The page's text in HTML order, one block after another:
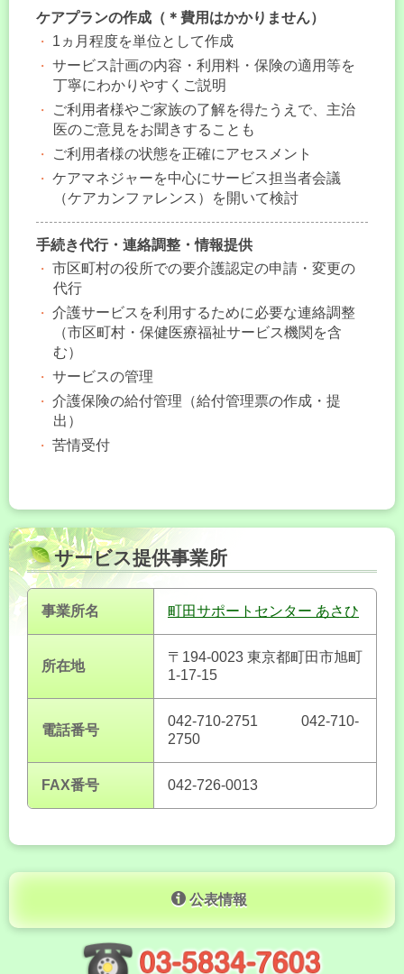
ケアプランの作成（＊費用はかかりません）
1ヵ月程度を単位として作成
サービス計画の内容・利用料・保険の適用等を
丁寧にわかりやすくご説明
ご利用者様やご家族の了解を得たうえで、主治
医のご意見をお聞きすることも
ご利用者様の状態を正確にアセスメント
ケアマネジャーを中心にサービス担当者会議
（ケアカンファレンス）を開いて検討
手続き代行・連絡調整・情報提供
市区町村の役所での要介護認定の申請・変更の
代行
介護サービスを利用するために必要な連絡調整
（市区町村・保健医療福祉サービス機関を含
む）
サービスの管理
介護保険の給付管理（給付管理票の作成・提
出）
苦情受付
サービス提供事業所
事業所名 町田サポートセンター あさひ
所在地
〒194-0023 東京都町田市旭町
1-17-15
電話番号
042-710-2751 042-710-
2750
FAX番号 042-726-0013
公表情報